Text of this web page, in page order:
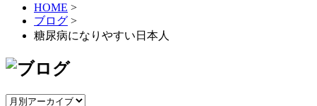
HOME >
ブログ >
糖尿病になりやすい日本人